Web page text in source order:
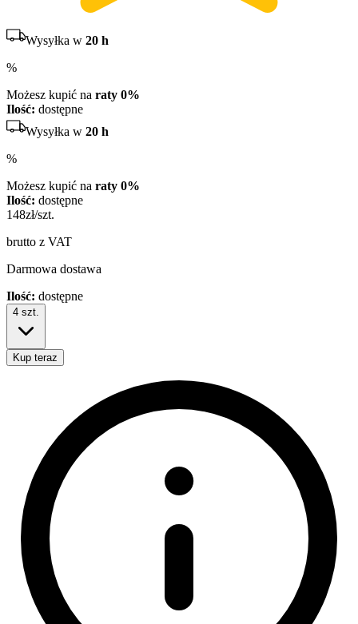
Wysyłka w 20 h
%
Możesz kupić na raty 0%
Ilość: dostępne
Wysyłka w 20 h
%
Możesz kupić na raty 0%
Ilość: dostępne
148zł/szt.
brutto z VAT
Darmowa dostawa
Ilość: dostępne
4 szt.
Kup teraz